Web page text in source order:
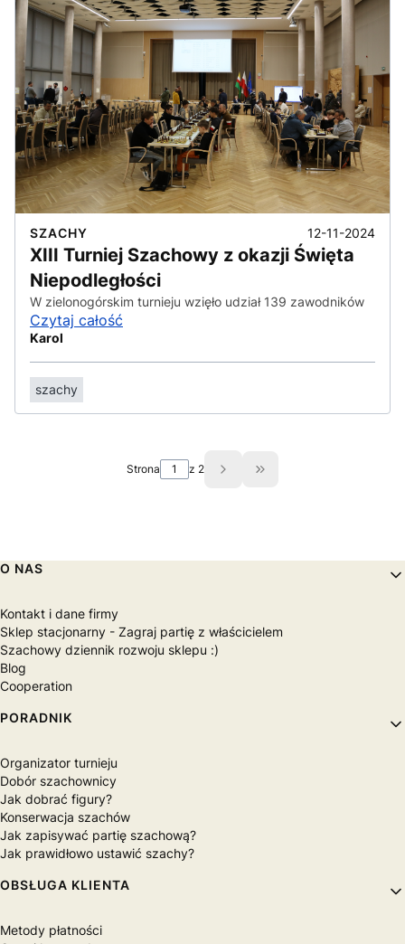
SZACHY 12-11-2024
XIII Turniej Szachowy z okazji Święta
Niepodległości
W zielonogórskim turnieju wzięło udział 139 zawodników
Czytaj całość
Karol
szachy
Strona z 2 Przejdź do ostatniej
Linki w stopce
O NAS
Kontakt i dane firmy
Sklep stacjonarny - Zagraj partię z właścicielem
Szachowy dziennik rozwoju sklepu :)
Blog
Cooperation
PORADNIK
Organizator turnieju
Dobór szachownicy
Jak dobrać figury?
Konserwacja szachów
Jak zapisywać partię szachową?
Jak prawidłowo ustawić szachy?
OBSŁUGA KLIENTA
Metody płatności